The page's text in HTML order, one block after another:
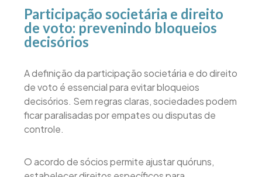
Participação societária e direito
de voto: prevenindo bloqueios
decisórios
A definição da participação societária e do direito
de voto é essencial para evitar bloqueios
decisórios. Sem regras claras, sociedades podem
ficar paralisadas por empates ou disputas de
controle.
O acordo de sócios permite ajustar quóruns,